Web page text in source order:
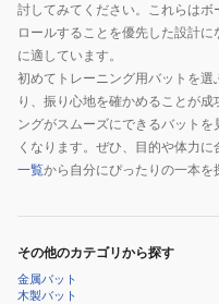
討してみてください。これらは
ロールすることを優先した設計
に適しています。
初めてトレーニング用バットを
り、振り心地を確かめることが
ングがスムーズにできるバット
くなります。ぜひ、目的や体力
一覧から自分にぴったりの一本を
その他のカテゴリから探す
金属バット
木製バット